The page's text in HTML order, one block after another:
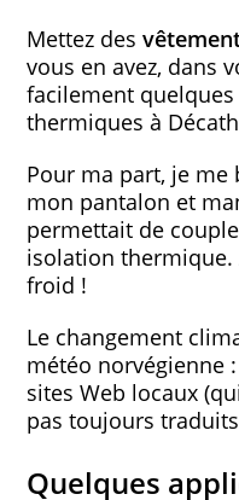
Mettez des
vous en avez, dans
facilement
thermiques à
Pour ma part, je me
mon pantalon et
permettait de
isolation thermique.
froid !
Le changement
météo norvégienne
sites Web locaux
pas toujours
Quelques